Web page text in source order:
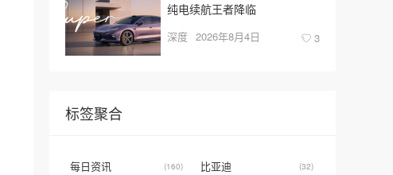
纯电续航王者降临
深度 2026年8月4日 3
标签聚合
每日资讯 (160) 比亚迪 (32)